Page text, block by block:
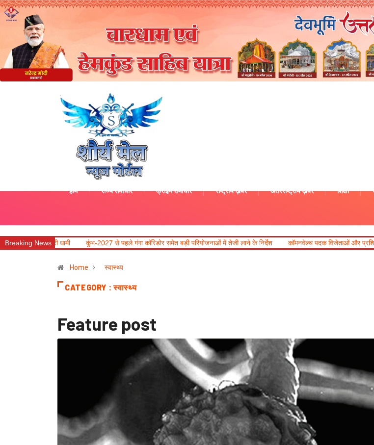
होम राज्य समाचार क्राइम समाचार राष्ट्रीय ख़बरें अंतरराष्ट्रीय ख़बरें शिक्षा
Breaking News
कुंभ-2027 से पहले गंगा कॉरिडोर समेत बड़ी परियोजनाओं में तेजी लाने के निर्देश कॉमनवेल्थ पदक विजेताओं और प्रशिक्षकों को मुख्यमंत्री धामी ने
Home स्वास्थ्य
CATEGORY : स्वास्थ्य
Feature post